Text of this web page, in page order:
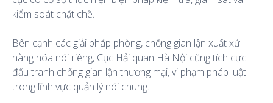
kiểm soát chặt chẽ.
Bên cạnh các giải pháp phòng, chống gian lận xuất xứ
hàng hóa nói riêng, Cục Hải quan Hà Nội cũng tích cực
đấu tranh chống gian lận thương mại, vi phạm pháp luật
trong lĩnh vực quản lý nói chung.